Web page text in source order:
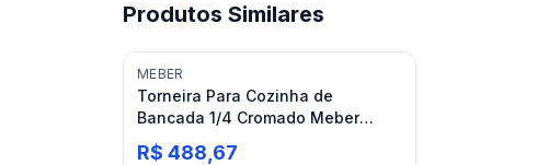
Produtos Similares
MEBER
Torneira Para Cozinha de
Bancada 1/4 Cromado Meber
Globalmedic C58
R$ 488,67